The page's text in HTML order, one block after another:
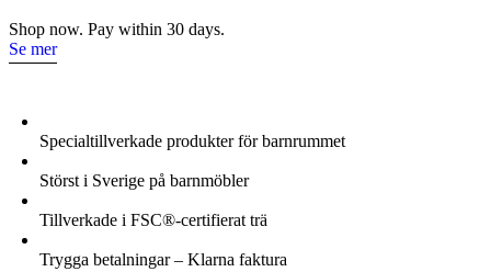
Shop now. Pay within 30 days.
Se mer
Specialtillverkade produkter för barnrummet
Störst i Sverige på barnmöbler
Tillverkade i FSC®-certifierat trä
Trygga betalningar – Klarna faktura